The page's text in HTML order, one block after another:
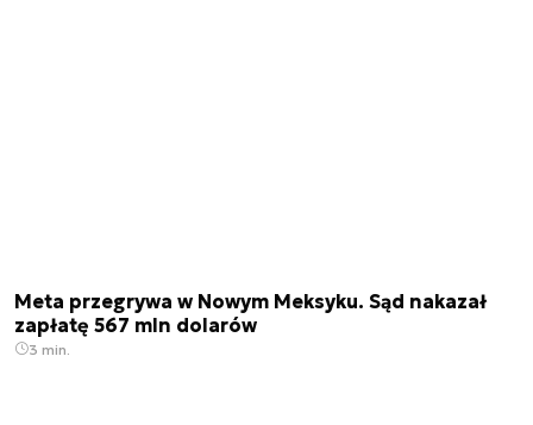
Meta przegrywa w Nowym Meksyku. Sąd nakazał
zapłatę 567 mln dolarów
3 min.